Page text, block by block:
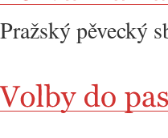
Pražský pěvecký